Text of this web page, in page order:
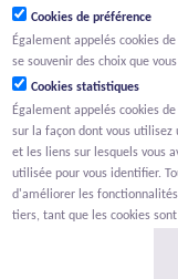
Cookies de préférence
Également appelés cookies
se souvenir des choix que
Cookies statistiques
Également appelés cookies
sur la façon dont vous utilisez
et les liens sur lesquels vous
utilisée pour vous identifier.
d'améliorer les
tiers, tant que les cookies